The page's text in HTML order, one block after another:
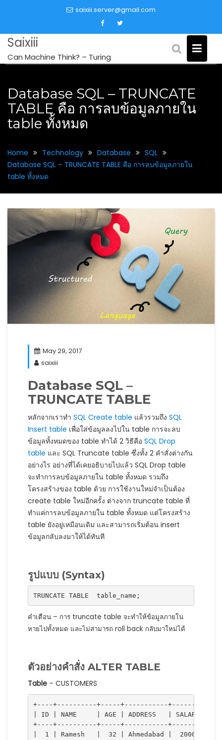
saixiii.server@gmail.com
Saixiii
Can Machine Think? – Turing
Database SQL – TRUNCATE
TABLE คือ การลบข้อมูลภายใน
table ทั้งหมด
Home Technology Database
SQL
Database SQL – TRUNCATE TABLE คือ การลบข้อมูลภายใน
table ทั้งหมด
May 29, 2017
saixiii
Database SQL –
TRUNCATE TABLE
หลักจากเราทำ SQL Create table แล้วรวมถึง SQL
Insert table เพื่อใส่ข้อมูลลงไปใน table การจะลบ
ข้อมูลทั้งหมดของ table ทำได้ 2 วิธีคือ SQL Drop
table และ SQL Truncate table ซึ่งทั้ง 2 คำสั่งต่างกัน
อย่างไร อย่างที่ได้เคยอธิบายไปแล้ว SQL Drop table
จะทำการลบข้อมูลภายใน table ทั้งหมด รวมถึง
โครงสร้างของ table ด้วย การใช้งานใหม่จำเป็นต้อง
create table ใหม่อีกครั้ง ต่างจาก truncate table ที่
ทำแค่การลบข้อมูลภายใน table ทั้งหมด แต่โครงสร้าง
table ยังอยู่เหมือนเดิม และสามารถเริ่มต้อน insert
ข้อมูลกลับลงมาให้ได้ทันที
รูปแบบ (Syntax)
TRUNCATE TABLE  table_name;
คำเตือน – การ truncate table จะทำให้ข้อมูลภายใน
หายไปทั้งหมด และไม่สามารถ roll back กลับมาใหม่ได้
ตัวอย่างคำสั่ง ALTER TABLE
Table – CUSTOMERS
+----+----------+-----+-----------+----------+
| ID | NAME     | AGE | ADDRESS   | SALARY   |
+----+----------+-----+-----------+----------+
|  1 | Ramesh   |  32 | Ahmedabad |  2000.00 |